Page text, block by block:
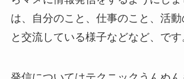
は、自分のこと、仕事のこと、活
と交流している様子などなど、です